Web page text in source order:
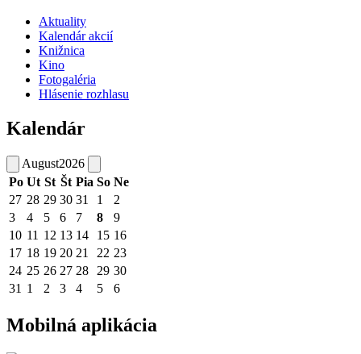
Aktuality
Kalendár akcií
Knižnica
Kino
Fotogaléria
Hlásenie rozhlasu
Kalendár
August2026
Po Ut St Št Pia So Ne
27 28 29 30 31 1
2
3
4 5 6 7 8
9
10 11 12 13 14 15 16
17 18 19 20 21 22 23
24 25 26 27 28 29 30
31 1 2 3 4 5 6
Mobilná aplikácia